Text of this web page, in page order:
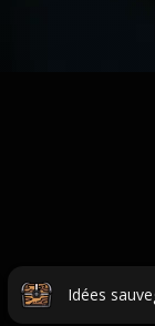
Idées